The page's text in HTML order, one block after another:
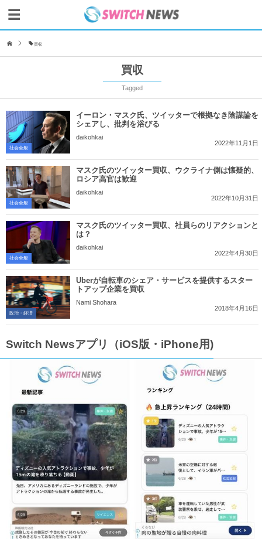
買収
買収
Tagged
社会全般
イーロン・マスク氏、ツイッターで根拠なき陰謀論を
シェアし、批判を浴びる
daikohkai
2022年11月1日
社会全般
マスク氏のツイッター買収、ウクライナ側は懐疑的、
ロシア高官は歓迎
daikohkai
2022年10月31日
社会全般
マスク氏のツイッター買収、社員らのリアクションと
は？
daikohkai
2022年4月30日
政治・経済
Uberが自転車のシェア・サービスを提供するスター
トアップ企業を買収
Nami Shohara
2018年4月16日
Switch Newsアプリ（iOS版・iPhone用)